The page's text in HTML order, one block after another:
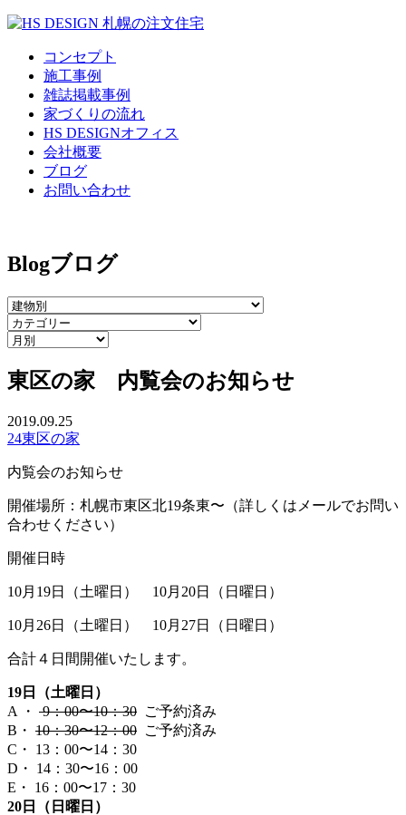
コンセプト
施工事例
雑誌掲載事例
家づくりの流れ
HS DESIGNオフィス
会社概要
ブログ
お問い合わせ
Blogブログ
東区の家 内覧会のお知らせ
2019.09.25
24東区の家
内覧会のお知らせ
開催場所：札幌市東区北19条東〜（詳しくはメールでお問い
合わせください）
開催日時
10月19日（土曜日） 10月20日（日曜日）
10月26日（土曜日） 10月27日（日曜日）
合計４日間開催いたします。
19日（土曜日）
A ・ 9：00〜10：30 ご予約済み
B・ 10：30〜12：00 ご予約済み
C・ 13：00〜14：30
D・ 14：30〜16：00
E・ 16：00〜17：30
20日（日曜日）